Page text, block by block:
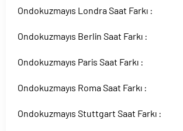
Ondokuzmayıs Londra Saat Farkı :
Ondokuzmayıs Berlin Saat Farkı :
Ondokuzmayıs Paris Saat Farkı :
Ondokuzmayıs Roma Saat Farkı :
Ondokuzmayıs Stuttgart Saat Farkı :